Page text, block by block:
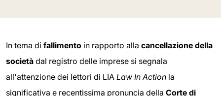
In tema di fallimento in rapporto alla cancellazione della
società dal registro delle imprese si segnala
all'attenzione dei lettori di LIA Law In Action la
significativa e recentissima pronuncia della Corte di